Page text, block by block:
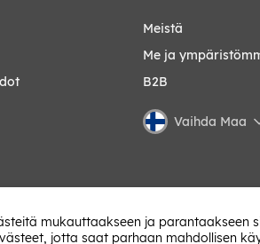
Meistä
Me ja
B2B
Vaihda Maa
mukauttaakseen ja parantaakseen
jotta saat parhaan mahdollisen